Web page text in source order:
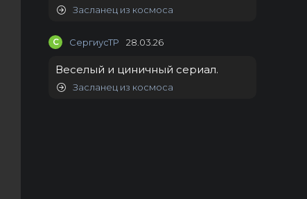
Засланец из космоса
С СергиусТР 28.03.26
Веселый и циничный сериал.
Засланец из космоса